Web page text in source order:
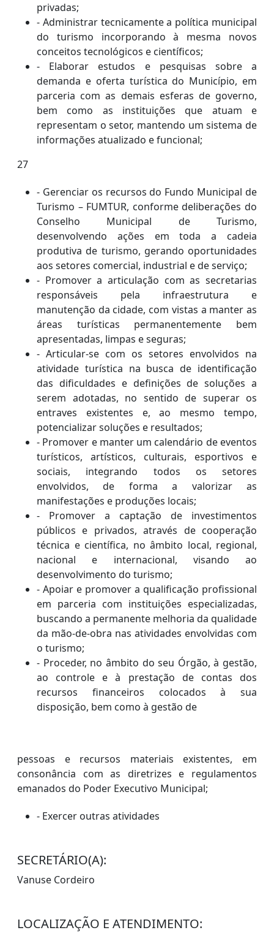
privadas;
- Administrar tecnicamente a política municipal
do turismo incorporando à mesma novos
conceitos tecnológicos e científicos;
- Elaborar estudos e pesquisas sobre a
demanda e oferta turística do Município, em
parceria com as demais esferas de governo,
bem como as instituições que atuam e
representam o setor, mantendo um sistema de
informações atualizado e funcional;
27
- Gerenciar os recursos do Fundo Municipal de
Turismo – FUMTUR, conforme deliberações do
Conselho Municipal de Turismo,
desenvolvendo ações em toda a cadeia
produtiva de turismo, gerando oportunidades
aos setores comercial, industrial e de serviço;
- Promover a articulação com as secretarias
responsáveis pela infraestrutura e
manutenção da cidade, com vistas a manter as
áreas turísticas permanentemente bem
apresentadas, limpas e seguras;
- Articular-se com os setores envolvidos na
atividade turística na busca de identificação
das dificuldades e definições de soluções a
serem adotadas, no sentido de superar os
entraves existentes e, ao mesmo tempo,
potencializar soluções e resultados;
- Promover e manter um calendário de eventos
turísticos, artísticos, culturais, esportivos e
sociais, integrando todos os setores
envolvidos, de forma a valorizar as
manifestações e produções locais;
- Promover a captação de investimentos
públicos e privados, através de cooperação
técnica e científica, no âmbito local, regional,
nacional e internacional, visando ao
desenvolvimento do turismo;
- Apoiar e promover a qualificação profissional
em parceria com instituições especializadas,
buscando a permanente melhoria da qualidade
da mão-de-obra nas atividades envolvidas com
o turismo;
- Proceder, no âmbito do seu Órgão, à gestão,
ao controle e à prestação de contas dos
recursos financeiros colocados à sua
disposição, bem como à gestão de
pessoas e recursos materiais existentes, em
consonância com as diretrizes e regulamentos
emanados do Poder Executivo Municipal;
- Exercer outras atividades
SECRETÁRIO(A):
Vanuse Cordeiro
LOCALIZAÇÃO E ATENDIMENTO: